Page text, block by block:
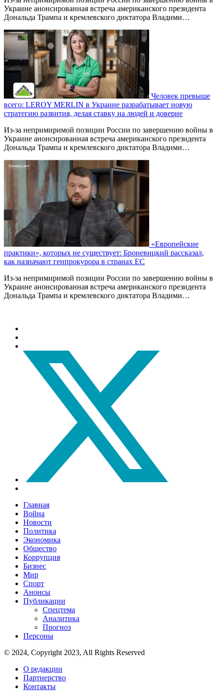
Украине анонсированная встреча американского президента
Дональда Трампа и кремлевского диктатора Владими…
Человек превыше
всего: LEROY MERLIN в Украине разрабатывает новую
стратегию развития, делая ставку на людей и доверие
Из-за непримиримой позиции России по завершению войны в
Украине анонсированная встреча американского президента
Дональда Трампа и кремлевского диктатора Владими…
«Европейские
практики», которых не существует: Броневицкий рассказал,
как назначают генпрокурора в странах ЕС
Из-за непримиримой позиции России по завершению войны в
Украине анонсированная встреча американского президента
Дональда Трампа и кремлевского диктатора Владими…
Главная
Война
Новости
Политика
Экономика
Общество
Коррупция
Бизнес
Мир
Спорт
Анонсы
Публикации
Спецтема
Аналитика
Прогноз
Персоны
© 2024, Copyright 2023, All Rights Reserved
О редакции
Партнерство
Контакты